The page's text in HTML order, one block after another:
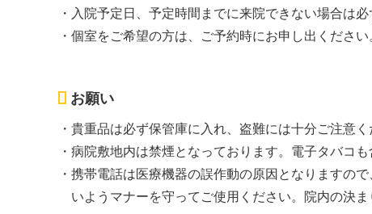
入院予定日、予定時間までに来院できない場合は必
個室をご希望の方は、ご予約時にお申し出ください。
お願い
貴重品は必ず保管庫に入れ、盗難には十分ご注意く
病院敷地内は禁煙となっております。電子タバコ
携帯電話は医療機器の誤作動の原因となりますの
いようマナーを守ってご使用ください。院内の決